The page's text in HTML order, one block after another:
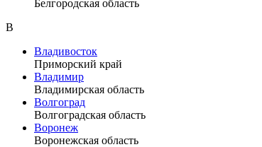
Белгородская область
В
Владивосток
Приморский край
Владимир
Владимирская область
Волгоград
Волгоградская область
Воронеж
Воронежская область